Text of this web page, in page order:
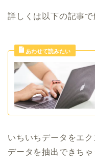
詳しくは以下の記事で
いちいちデータをエ
データを抽出できちゃ